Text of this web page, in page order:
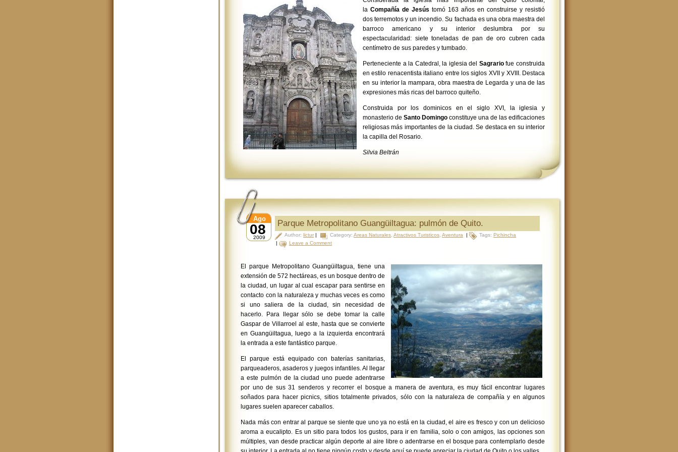
la Compañía de Jesús tomó 163 años en construirse y resistió
dos terremotos y un incendio. Su fachada es una obra maestra del
barroco americano y su interior deslumbra por su
espectacularidad: siete toneladas de pan de oro cubren cada
centímetro de sus paredes y tumbado.
Perteneciente a la Catedral, la iglesia del Sagrariofue construida
en estilo renacentista italiano entre los siglos XVII y XVIII. Destaca
en su interior la mampara, obra maestra de Legarda y una de las
expresiones más ricas del barroco quiteño.
Construida por los dominicos en el siglo XVI, la iglesia y
monasterio de Santo Domingo constituye una de las edificaciones
religiosas más importantes de la ciudad. Se destaca en su interior
la capilla del Rosario.
Silvia Beltrán
08
Ago
2009
Parque Metropolitano Guangüiltagua: pulmón de Quito.
Author: lictur | Category: Areas Naturales Atractivos Turisticos Aventura | Tags: Pichincha
|
Leave a Comment
El parque Metropolitano Guangüiltagua, tiene una
extensión de 572 hectáreas, es un bosque dentro de
la ciudad, un lugar al cual escapar para sentirse en
contacto con la naturaleza y muchas veces es como
si uno saliera de la ciudad, sin necesidad de
hacerlo. Para llegar sólo se debe tomar la calle
Gaspar de Villarroel al este, hasta que se convierte
en Guangüiltagua, luego a la izquierda encontrará
la entrada a este fantástico parque.
El parque está equipado con baterías sanitarias,
parqueaderos, asaderos y juegos infantiles. Al llegar
a este pulmón de la ciudad uno puede adentrarse
por uno de sus 31 senderos y recorrer el bosque a manera de aventura, es muy fácil encontrar lugares
soñados para hacer picnics, sitios totalmente privados, sólo con la naturaleza de compañía y en algunos
lugares suelen aparecer caballos.
Nada más con entrar al parque se siente que uno ya no está en la ciudad, el aire es fresco y con un delicioso
aroma a eucalipto. Es un sitio para todos los gustos, para ir en familia, solo o con amigos, las opciones son
múltiples, van desde practicar algún deporte al aire libre o adentrarse en el bosque para contemplarlo desde